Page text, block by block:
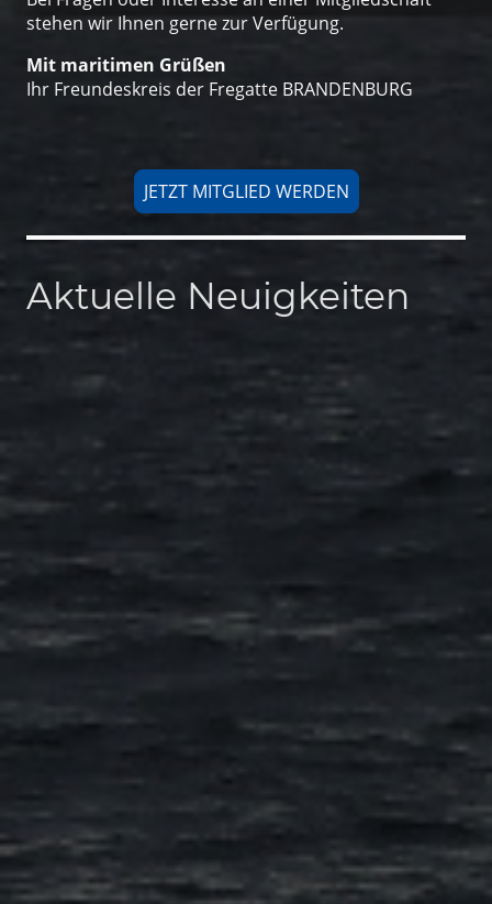
stehen wir Ihnen gerne zur Verfügung.
Mit maritimen Grüßen
Ihr Freundeskreis der Fregatte BRANDENBURG
JETZT MITGLIED WERDEN
Aktuelle Neuigkeiten